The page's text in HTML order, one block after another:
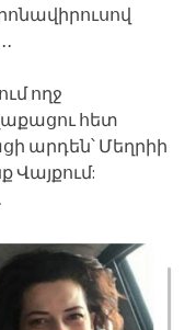
ողջ
հետ
արդեն՝ Մեղրիի
Վայքում: